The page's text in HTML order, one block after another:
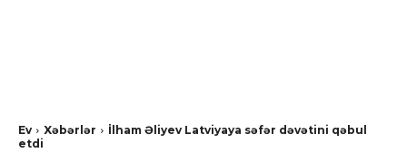
Ev Xəbərlər
İlham Əliyev Latviyaya səfər dəvətini qəbul
etdi